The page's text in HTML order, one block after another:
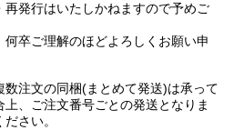
発行はいたしかねますので予めご
卒ご理解のほどよろしくお願い申
注文の同梱(まとめて発送)は承って
、ご注文番号ごとの発送となりま
さい。